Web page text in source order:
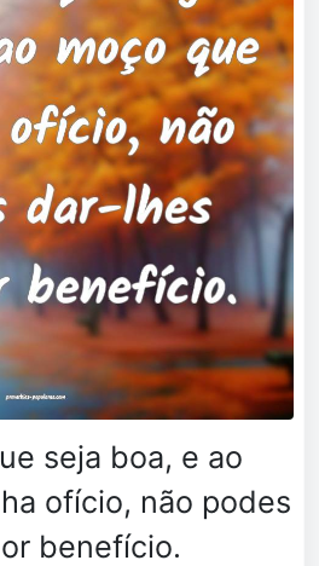
seja boa, e ao
ofício, não podes
benefício.